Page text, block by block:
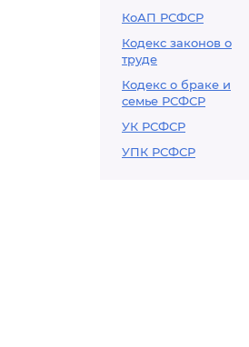
КоАП РСФСР
Кодекс законов о
труде
Кодекс о браке и
семье РСФСР
УК РСФСР
УПК РСФСР